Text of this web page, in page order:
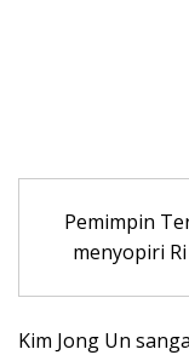
Pemimpin
menyopiri
Kim Jong Un